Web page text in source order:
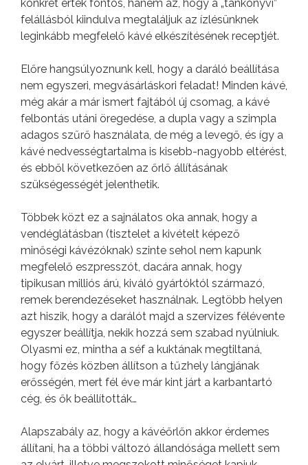
konkrét érték fontos, hanem az, hogy a „tankönyvi”
felállásból kiindulva megtaláljuk az ízlésünknek
leginkább megfelelő kávé elkészítésének receptjét.
Előre hangsúlyoznunk kell, hogy a daráló beállítása
nem egyszeri, megvásárláskori feladat! Minden kávé,
még akár a már ismert fajtából új csomag, a kávé
felbontás utáni öregedése, a dupla vagy a szimpla
adagos szűrő használata, de még a levegő, és így a
kávé nedvességtartalma is kisebb-nagyobb eltérést,
és ebből következően az őrlő állításának
szükségességét jelenthetik.
Többek közt ez a sajnálatos oka annak, hogy a
vendéglátásban (tisztelet a kivételt képező
minőségi kávézóknak) szinte sehol nem kapunk
megfelelő eszpresszót, dacára annak, hogy
tipikusan milliós árú, kiváló gyártóktól származó,
remek berendezéseket használnak. Legtöbb helyen
azt hiszik, hogy a darálót majd a szervizes félévente
egyszer beállítja, nekik hozzá sem szabad nyúlniuk.
Olyasmi ez, mintha a séf a kuktának megtiltaná,
hogy főzés közben állítson a tűzhely lángjának
erősségén, mert fél éve már kint járt a karbantartó
cég, és ők beállították…
Alapszabály az, hogy a kávéőrlőn akkor érdemes
állítani, ha a többi változó állandósága mellett sem